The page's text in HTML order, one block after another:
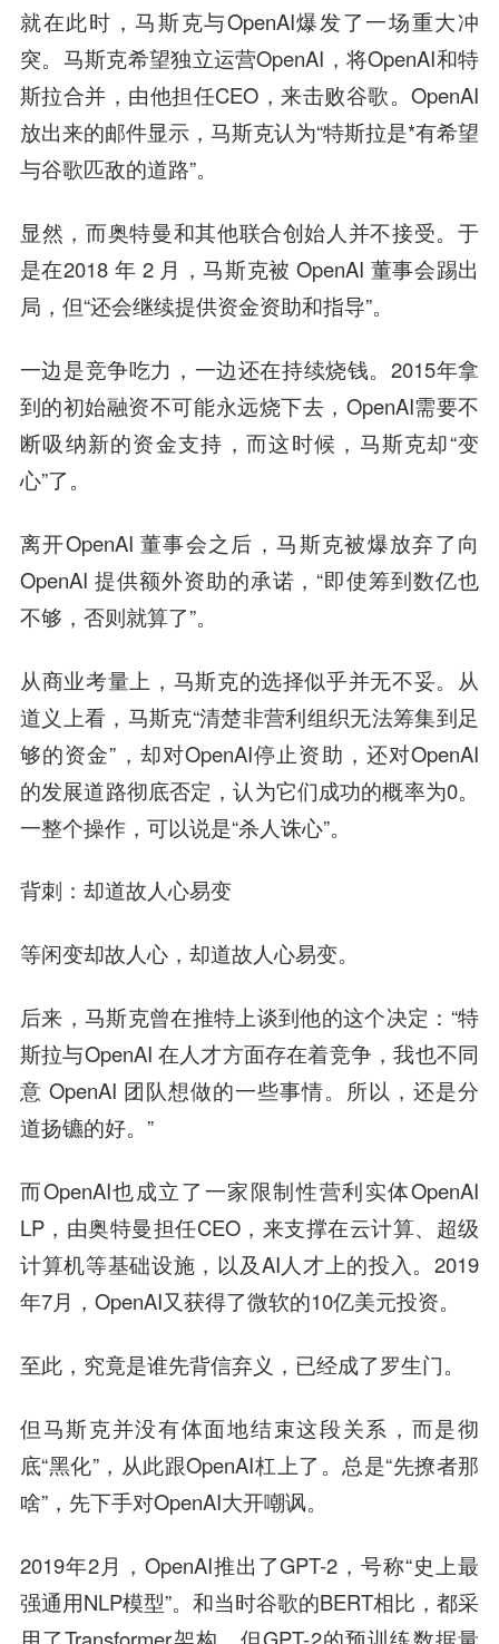
就在此时，马斯克与OpenAI爆发了一场重大冲
突。马斯克希望独立运营OpenAI，将OpenAI和特
斯拉合并，由他担任CEO，来击败谷歌。OpenAI
放出来的邮件显示，马斯克认为“特斯拉是*有希望
与谷歌匹敌的道路”。
显然，而奥特曼和其他联合创始人并不接受。于
是在2018 年 2 月，马斯克被 OpenAI 董事会踢出
局，但“还会继续提供资金资助和指导”。
一边是竞争吃力，一边还在持续烧钱。2015年拿
到的初始融资不可能永远烧下去，OpenAI需要不
断吸纳新的资金支持，而这时候，马斯克却“变
心”了。
离开OpenAI 董事会之后，马斯克被爆放弃了向
OpenAI 提供额外资助的承诺，“即使筹到数亿也
不够，否则就算了”。
从商业考量上，马斯克的选择似乎并无不妥。从
道义上看，马斯克“清楚非营利组织无法筹集到足
够的资金”，却对OpenAI停止资助，还对OpenAI
的发展道路彻底否定，认为它们成功的概率为0。
一整个操作，可以说是“杀人诛心”。
背刺：却道故人心易变
等闲变却故人心，却道故人心易变。
后来，马斯克曾在推特上谈到他的这个决定：“特
斯拉与OpenAI 在人才方面存在着竞争，我也不同
意 OpenAI 团队想做的一些事情。所以，还是分
道扬镳的好。”
而OpenAI也成立了一家限制性营利实体OpenAI
LP，由奥特曼担任CEO，来支撑在云计算、超级
计算机等基础设施，以及AI人才上的投入。2019
年7月，OpenAI又获得了微软的10亿美元投资。
至此，究竟是谁先背信弃义，已经成了罗生门。
但马斯克并没有体面地结束这段关系，而是彻
底“黑化”，从此跟OpenAI杠上了。总是“先撩者那
啥”，先下手对OpenAI大开嘲讽。
2019年2月，OpenAI推出了GPT-2，号称“史上最
强通用NLP模型”。和当时谷歌的BERT相比，都采